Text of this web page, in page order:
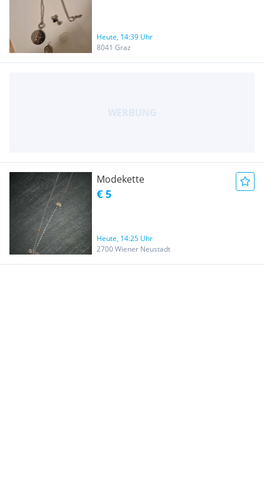
Heute, 14:39 Uhr
8041 Graz
Modekette
€ 5
Heute, 14:25 Uhr
2700 Wiener Neustadt